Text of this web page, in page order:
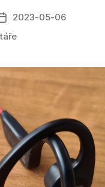
Datum
příspěvku
2023-05-06
u
názvem
Bluetooth
X3
PRO
s
technologií
Bone